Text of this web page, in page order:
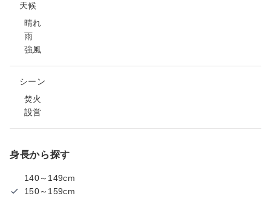
天候
晴れ
雨
強風
シーン
焚火
設営
身長から探す
140～149cm
150～159cm